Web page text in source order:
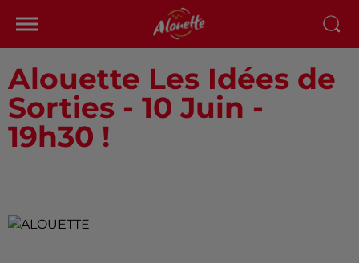
Alouette Les Idées de
Sorties - 10 Juin -
19h30 !